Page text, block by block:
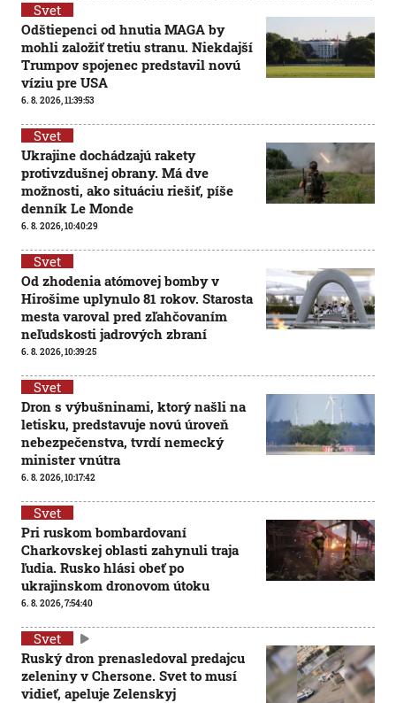
Svet
Odštiepenci od hnutia MAGA by
mohli založiť tretiu stranu. Niekdajší
Trumpov spojenec predstavil novú
víziu pre USA
6. 8. 2026, 11:39:53
Svet
Ukrajine dochádzajú rakety
protivzdušnej obrany. Má dve
možnosti, ako situáciu riešiť, píše
denník Le Monde
6. 8. 2026, 10:40:29
Svet
Od zhodenia atómovej bomby v
Hirošime uplynulo 81 rokov. Starosta
mesta varoval pred zľahčovaním
neľudskosti jadrových zbraní
6. 8. 2026, 10:39:25
Svet
Dron s výbušninami, ktorý našli na
letisku, predstavuje novú úroveň
nebezpečenstva, tvrdí nemecký
minister vnútra
6. 8. 2026, 10:17:42
Svet
Pri ruskom bombardovaní
Charkovskej oblasti zahynuli traja
ľudia. Rusko hlási obeť po
ukrajinskom dronovom útoku
6. 8. 2026, 7:54:40
Svet
Ruský dron prenasledoval predajcu
zeleniny v Chersone. Svet to musí
vidieť, apeluje Zelenskyj